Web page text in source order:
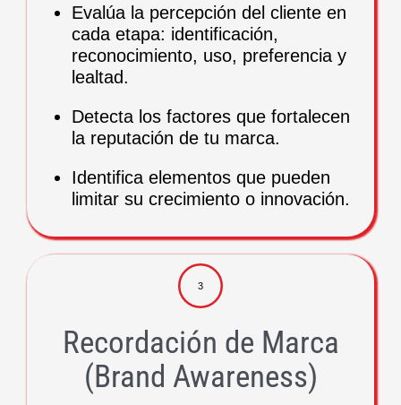
Evalúa la percepción del cliente en
cada etapa: identificación,
reconocimiento, uso, preferencia y
lealtad.
Detecta los factores que fortalecen
la reputación de tu marca.
Identifica elementos que pueden
limitar su crecimiento o innovación.
3
Recordación de Marca
(Brand Awareness)